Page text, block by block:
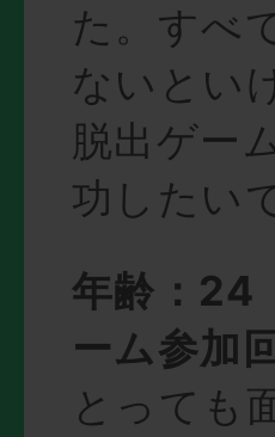
た。すべ
ないとい
脱出ゲー
功したい
年齢：
ーム参加
とっても